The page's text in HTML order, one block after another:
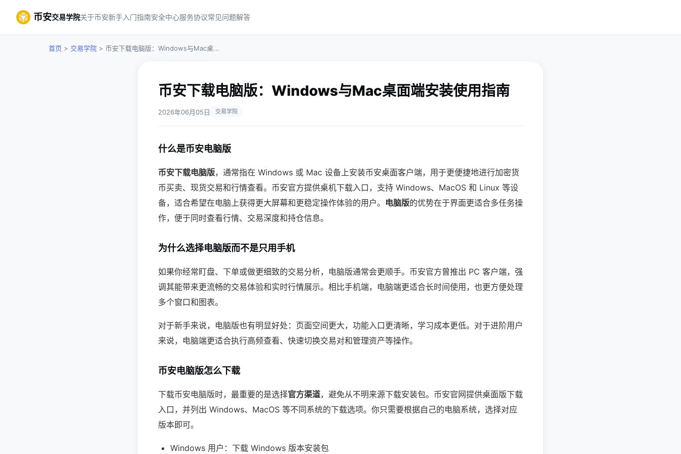
币安交易学院关于币安新手入门指南安全中心服务协议常见问题解答
首页 > 交易学院 > 币安下载电脑版：Windows与Mac桌...
币安下载电脑版：Windows与Mac桌面端安装使用指南
2026年06月05日 交易学院
什么是币安电脑版
币安下载电脑版，通常指在 Windows 或 Mac 设备上安装币安桌面客户端，用于更便捷地进行加密货
币买卖、现货交易和行情查看。币安官方提供桌机下载入口，支持 Windows、MacOS 和 Linux 等设
备，适合希望在电脑上获得更大屏幕和更稳定操作体验的用户。 电脑版的优势在于界面更适合多任务操
作，便于同时查看行情、交易深度和持仓信息。
为什么选择电脑版而不是只用手机
如果你经常盯盘、下单或做更细致的交易分析，电脑版通常会更顺手。币安官方曾推出 PC 客户端，强
调其能带来更流畅的交易体验和实时行情展示。相比手机端，电脑端更适合长时间使用，也更方便处理
多个窗口和图表。
对于新手来说，电脑版也有明显好处：页面空间更大，功能入口更清晰，学习成本更低。对于进阶用户
来说，电脑端更适合执行高频查看、快速切换交易对和管理资产等操作。
币安电脑版怎么下载
下载币安电脑版时，最重要的是选择官方渠道，避免从不明来源下载安装包。币安官网提供桌面版下载
入口，并列出 Windows、MacOS 等不同系统的下载选项。你只需要根据自己的电脑系统，选择对应
版本即可。
Windows 用户：下载 Windows 版本安装包